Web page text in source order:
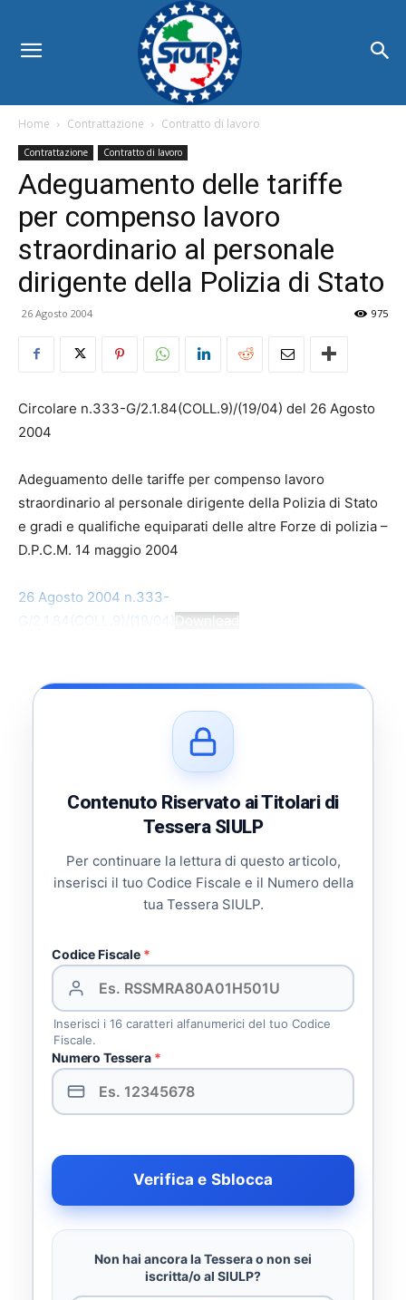
Home Contrattazione Contratto di lavoro
Contrattazione Contratto di lavoro
Adeguamento delle tariffe
per compenso lavoro
straordinario al personale
dirigente della Polizia di Stato
26 Agosto 2004 975
Circolare n.333-G/2.1.84(COLL.9)/(19/04) del 26 Agosto
2004
Adeguamento delle tariffe per compenso lavoro
straordinario al personale dirigente della Polizia di Stato
e gradi e qualifiche equiparati delle altre Forze di polizia –
D.P.C.M. 14 maggio 2004
26 Agosto 2004 n.333-
G/2.1.84(COLL.9)/(19/04)Download
Contenuto Riservato ai Titolari di
Tessera SIULP
Per continuare la lettura di questo articolo,
inserisci il tuo Codice Fiscale e il Numero della
tua Tessera SIULP.
Codice Fiscale *
Inserisci i 16 caratteri alfanumerici del tuo Codice
Fiscale.
Numero Tessera *
Verifica e Sblocca
Non hai ancora la Tessera o non sei
iscritta/o al SIULP?